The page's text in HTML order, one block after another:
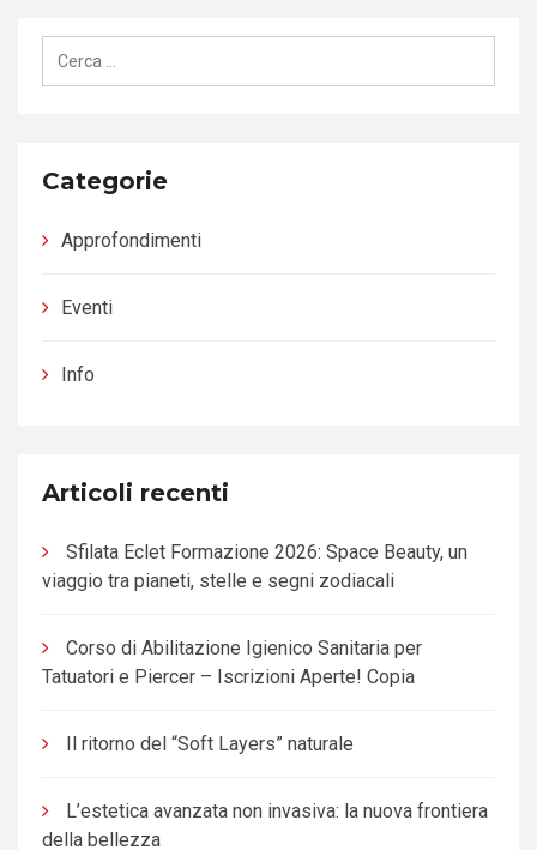
Ricerca
Categorie
Approfondimenti
Eventi
Info
Articoli recenti
Sfilata Eclet Formazione 2026: Space Beauty, un
viaggio tra pianeti, stelle e segni zodiacali
Corso di Abilitazione Igienico Sanitaria per
Tatuatori e Piercer – Iscrizioni Aperte! Copia
Il ritorno del “Soft Layers” naturale
L’estetica avanzata non invasiva: la nuova frontiera
della bellezza